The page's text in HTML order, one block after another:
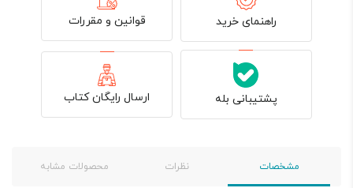
راهنمای خرید قوانین و مقررات
پشتیبانی بله ارسال رایگان کتاب
مشخصات نظرات محصولات مشابه